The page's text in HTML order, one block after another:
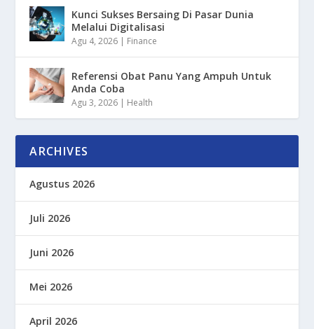
Kunci Sukses Bersaing Di Pasar Dunia
Melalui Digitalisasi
Agu 4, 2026 | Finance
Referensi Obat Panu Yang Ampuh Untuk
Anda Coba
Agu 3, 2026 | Health
ARCHIVES
Agustus 2026
Juli 2026
Juni 2026
Mei 2026
April 2026